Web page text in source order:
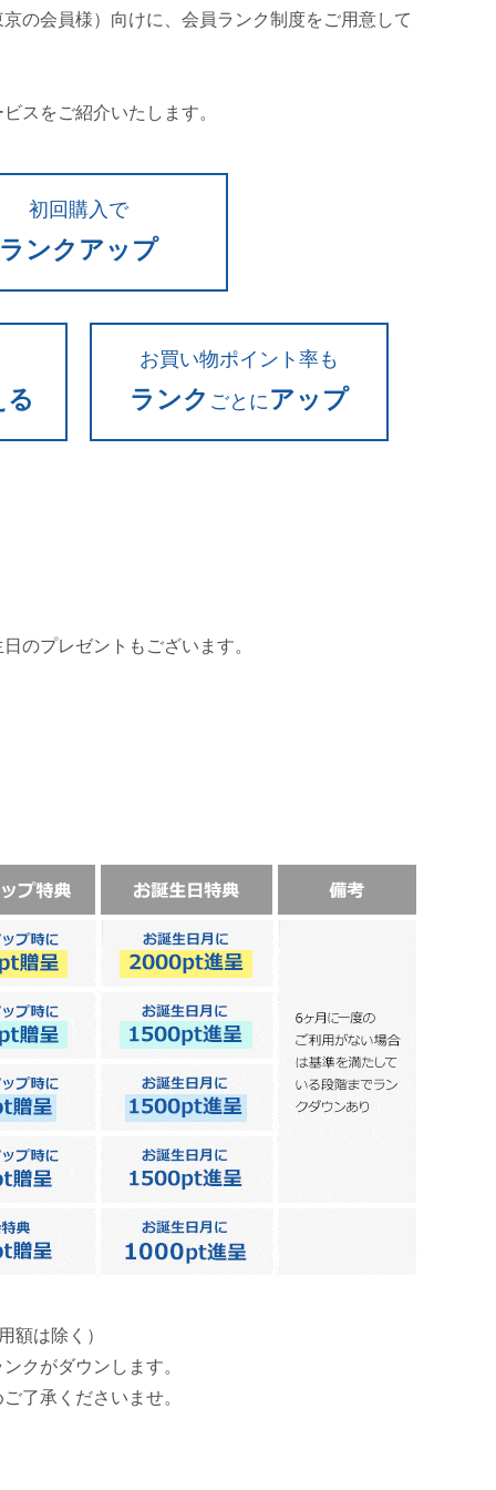
の会員様）向けに、会員ランク制度をご用意して
スをご紹介いたします。
初回購入で
ランクアップ
お買い物ポイント率も
ランク ごとに アップ
のプレゼントもございます。
額は除く）
クがダウンします。
了承くださいませ。